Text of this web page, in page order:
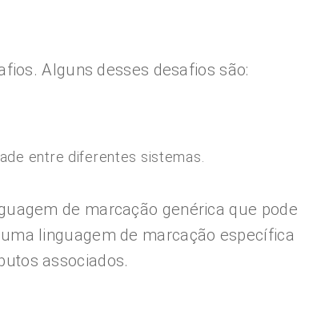
Alguns desses desafios são:
entre diferentes sistemas.
de marcação genérica que pode
linguagem de marcação específica
associados.